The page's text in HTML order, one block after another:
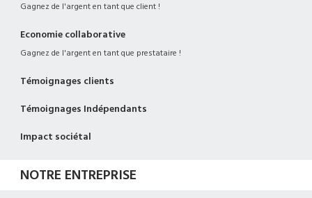
Gagnez de l'argent en tant que client !
Economie collaborative
Gagnez de l'argent en tant que prestataire !
Témoignages clients
Témoignages Indépendants
Impact sociétal
NOTRE ENTREPRISE